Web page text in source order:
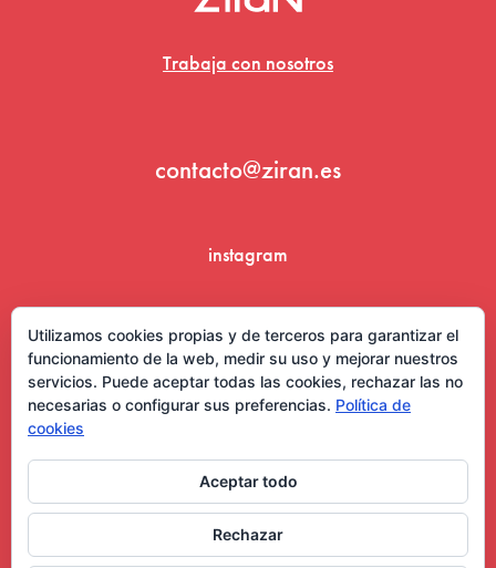
Trabaja con nosotros
contacto@ziran.es
instagram
Aviso Legal y Condiciones de Uso
Utilizamos cookies propias y de terceros para garantizar el
funcionamiento de la web, medir su uso y mejorar nuestros
servicios. Puede aceptar todas las cookies, rechazar las no
necesarias o configurar sus preferencias. Política de
cookies
Aceptar todo
Rechazar